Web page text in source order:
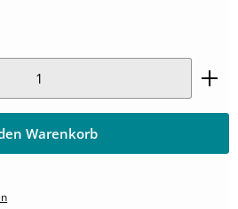
den gewünschten Wert ein
Warenkorb